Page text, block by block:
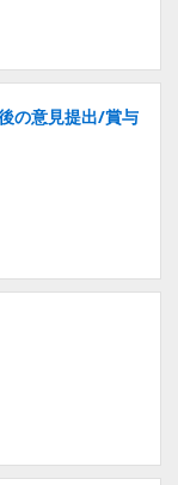
の意見提出/賞与